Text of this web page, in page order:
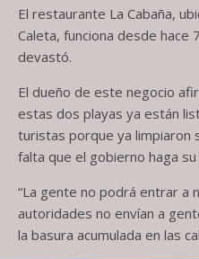
El restaurante La Cabaña,
Caleta, funciona desde hace
devastó.
El dueño de este negocio
estas dos playas ya están
turistas porque ya limpiaron
falta que el gobierno haga
“La gente no podrá entrar a
autoridades no envían a
la basura acumulada en las